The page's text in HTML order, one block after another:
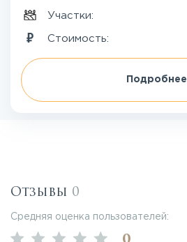
Участки:
Стоимость:
Подробнее
Отзывы 0
Средняя оценка пользователей: